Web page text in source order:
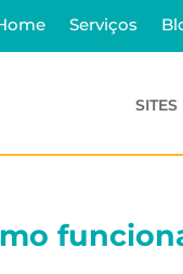
Serviços
SITES